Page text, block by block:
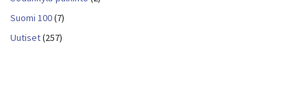
Suomi 100(7)
Uutiset(257)